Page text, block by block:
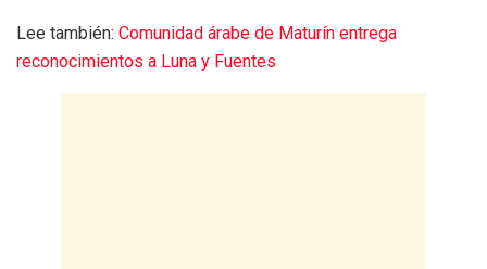
Lee también: Comunidad árabe de Maturín entrega
reconocimientos a Luna y Fuentes